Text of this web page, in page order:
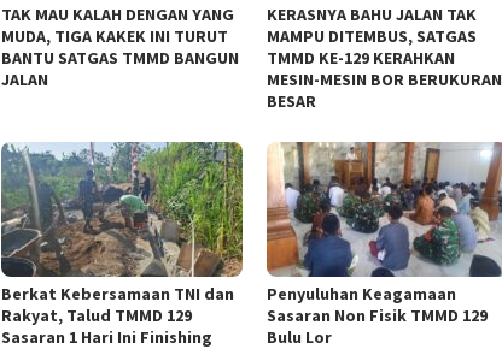
TAK MAU KALAH DENGAN YANG
MUDA, TIGA KAKEK INI TURUT
BANTU SATGAS TMMD BANGUN
JALAN
KERASNYA BAHU JALAN TAK
MAMPU DITEMBUS, SATGAS
TMMD KE-129 KERAHKAN
MESIN-MESIN BOR BERUKURAN
BESAR
Berkat Kebersamaan TNI dan
Rakyat, Talud TMMD 129
Sasaran 1 Hari Ini Finishing
Penyuluhan Keagamaan
Sasaran Non Fisik TMMD 129
Bulu Lor